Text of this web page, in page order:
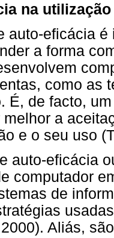
na
auto-eficácia
a forma
como as
É, de facto,
melhor a
e o seu uso
auto-eficácia
computador
de
Aliás,